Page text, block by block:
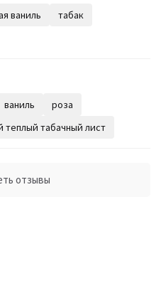
ваниль
табак
ваниль
роза
теплый табачный лист
отзывы